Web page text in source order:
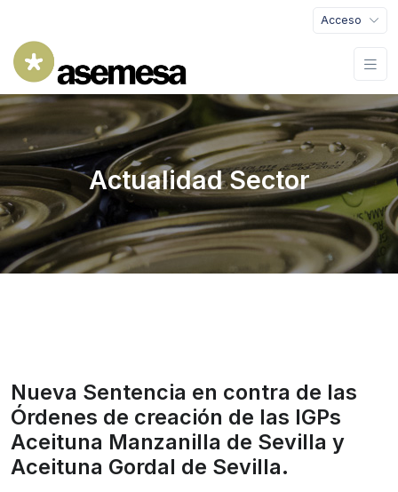
Acceso
Actualidad Sector
Nueva Sentencia en contra de las
Órdenes de creación de las IGPs
Aceituna Manzanilla de Sevilla y
Aceituna Gordal de Sevilla.